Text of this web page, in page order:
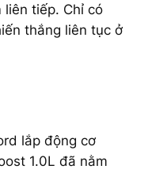
liên tiếp. Chỉ có
thắng liên tục ở
lắp động cơ
1.0L đã nằm